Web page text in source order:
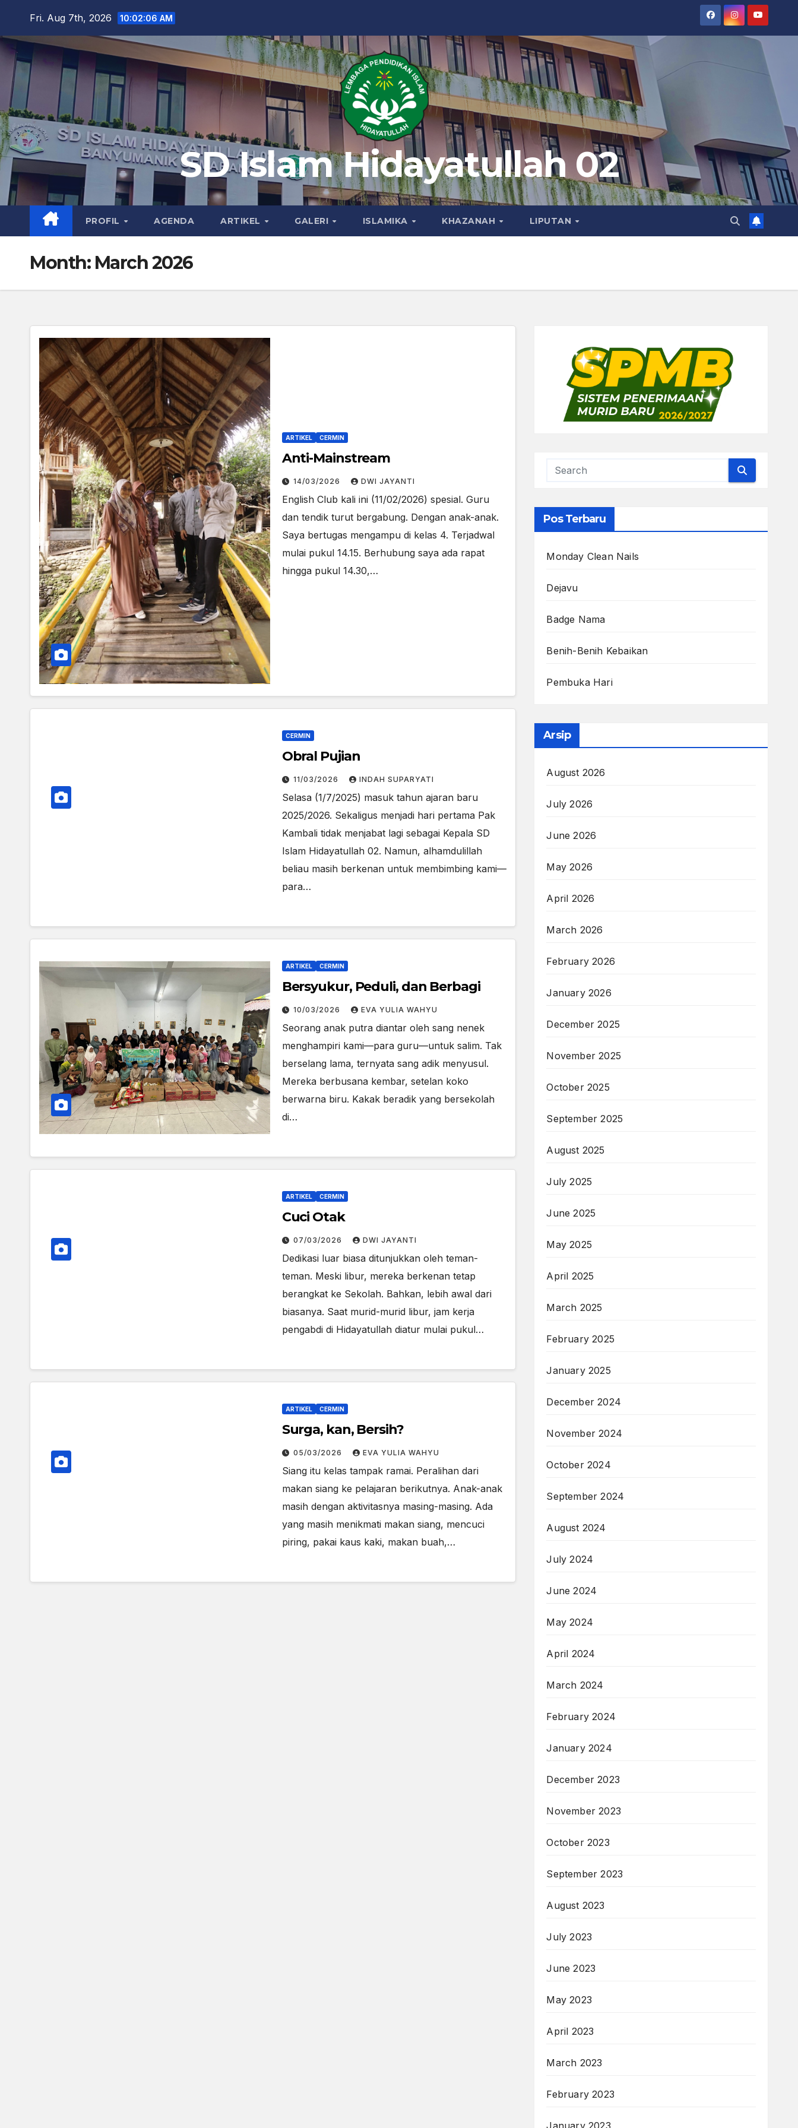
content
Fri. Aug 7th, 2026 10:02:07 AM
SD Islam Hidayatullah 02
PROFIL AGENDA ARTIKEL GALERI ISLAMIKA KHAZANAH LIPUTAN
Month: March 2026
ARTIKEL CERMIN
Anti-Mainstream
14/03/2026 DWI JAYANTI
English Club kali ini (11/02/2026) spesial. Guru
dan tendik turut bergabung. Dengan anak-anak.
Saya bertugas mengampu di kelas 4. Terjadwal
mulai pukul 14.15. Berhubung saya ada rapat
hingga pukul 14.30,…
CERMIN
Obral Pujian
11/03/2026 INDAH SUPARYATI
Selasa (1/7/2025) masuk tahun ajaran baru
2025/2026. Sekaligus menjadi hari pertama Pak
Kambali tidak menjabat lagi sebagai Kepala SD
Islam Hidayatullah 02. Namun, alhamdulillah
beliau masih berkenan untuk membimbing kami—
para…
ARTIKEL CERMIN
Bersyukur, Peduli, dan Berbagi
10/03/2026 EVA YULIA WAHYU
Seorang anak putra diantar oleh sang nenek
menghampiri kami—para guru—untuk salim. Tak
berselang lama, ternyata sang adik menyusul.
Mereka berbusana kembar, setelan koko
berwarna biru. Kakak beradik yang bersekolah
di…
ARTIKEL CERMIN
Cuci Otak
07/03/2026 DWI JAYANTI
Dedikasi luar biasa ditunjukkan oleh teman-
teman. Meski libur, mereka berkenan tetap
berangkat ke Sekolah. Bahkan, lebih awal dari
biasanya. Saat murid-murid libur, jam kerja
pengabdi di Hidayatullah diatur mulai pukul…
ARTIKEL CERMIN
Surga, kan, Bersih?
05/03/2026 EVA YULIA WAHYU
Siang itu kelas tampak ramai. Peralihan dari
makan siang ke pelajaran berikutnya. Anak-anak
masih dengan aktivitasnya masing-masing. Ada
yang masih menikmati makan siang, mencuci
piring, pakai kaus kaki, makan buah,…
Pos Terbaru
Monday Clean Nails
Dejavu
Badge Nama
Benih-Benih Kebaikan
Pembuka Hari
Arsip
August 2026
July 2026
June 2026
May 2026
April 2026
March 2026
February 2026
January 2026
December 2025
November 2025
October 2025
September 2025
August 2025
July 2025
June 2025
May 2025
April 2025
March 2025
February 2025
January 2025
December 2024
November 2024
October 2024
September 2024
August 2024
July 2024
June 2024
May 2024
April 2024
March 2024
February 2024
January 2024
December 2023
November 2023
October 2023
September 2023
August 2023
July 2023
June 2023
May 2023
April 2023
March 2023
February 2023